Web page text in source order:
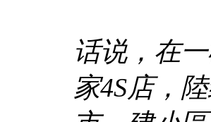
话说，在
家4S店，